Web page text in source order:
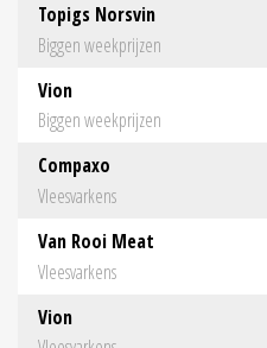
Topigs Norsvin
Biggen weekprijzen
Vion
Biggen weekprijzen
Compaxo
Vleesvarkens
Van Rooi Meat
Vleesvarkens
Vion